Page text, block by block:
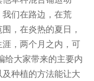
们在路边，在荒
，在炎热的夏日，
，两个月之内，可
给大家带来的主要内
种植的方法能让大